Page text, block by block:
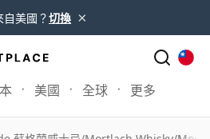
自美國？切換 ×
美國 全球 更多